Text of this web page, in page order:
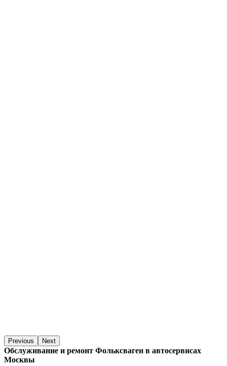
Previous Next
Обслуживание и ремонт Фольксваген в автосервисах
Москвы